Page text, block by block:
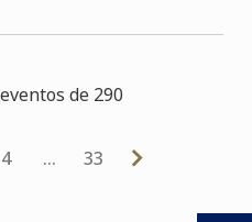
de 290
4 … 33